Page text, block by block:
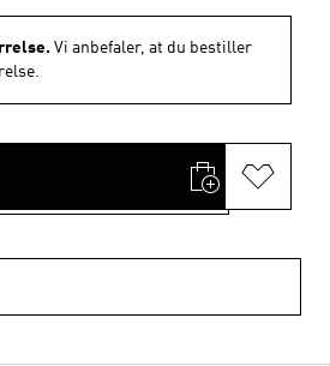
Vi anbefaler, at du bestiller